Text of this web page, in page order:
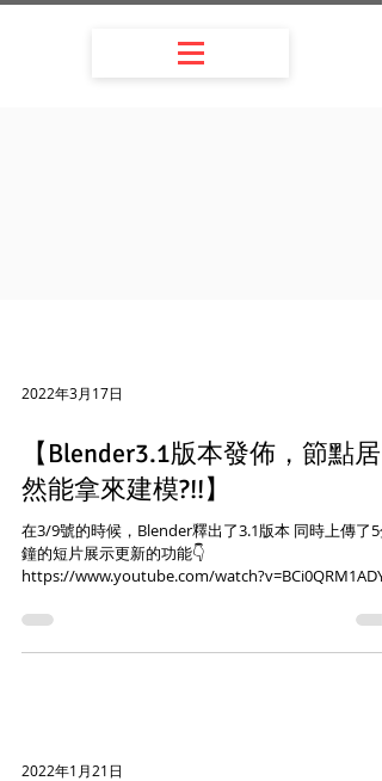
2022年3月17日
【Blender3.1版本發佈，節點居
然能拿來建模?!!】
在3/9號的時候，Blender釋出了3.1版本 同時上傳了5
鐘的短片展示更新的功能👇
https://www.youtube.com/watch?v=BCi0QRM1ADY
2022年1月21日